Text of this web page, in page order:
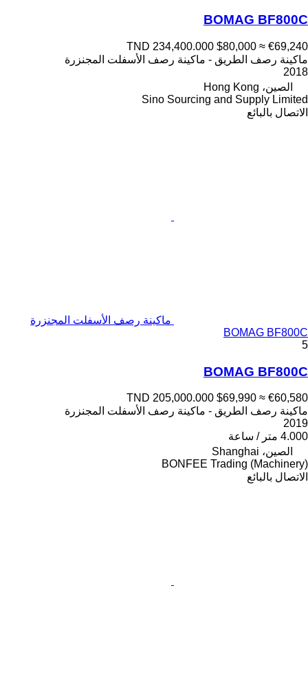
BOMAG BF800C
TND 234,400.000 $80,000 ≈ €69,240
ماكينة رصف الطريق - ماكينة رصف الأسفلت المجنزرة
2018
الصين، Hong Kong
Sino Sourcing and Supply Limited
الاتصال بالبائع
ماكينة رصف الأسفلت المجنزرة
BOMAG BF800C
5
BOMAG BF800C
TND 205,000.000 $69,990 ≈ €60,580
ماكينة رصف الطريق - ماكينة رصف الأسفلت المجنزرة
2019
4.000 متر / ساعة
الصين، Shanghai
BONFEE Trading (Machinery)
الاتصال بالبائع